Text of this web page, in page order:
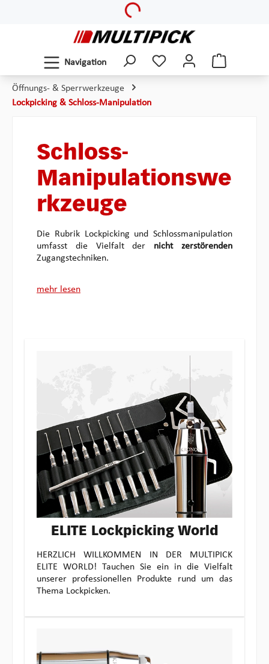
Navigation
Öffnungs- & Sperrwerkzeuge
Lockpicking & Schloss-Manipulation
Schloss-
Manipulationswe
rkzeuge
Die Rubrik Lockpicking und Schlossmanipulation
umfasst die Vielfalt der nicht zerstörenden
Zugangstechniken.
mehr lesen
ELITE Lockpicking World
HERZLICH WILLKOMMEN IN DER MULTIPICK
ELITE WORLD! Tauchen Sie ein in die Vielfalt
unserer professionellen Produkte rund um das
Thema Lockpicken.